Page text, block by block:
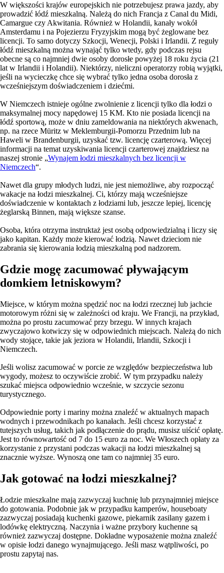
W większości krajów europejskich nie potrzebujesz prawa jazdy, aby
prowadzić łódź mieszkalną. Należą do nich Francja z Canal du Midi,
Camargue czy Akwitania. Również w Holandii, kanały wokół
Amsterdamu i na Pojezierzu Fryzyjskim mogą być żeglowane bez
licencji. To samo dotyczy Szkocji, Wenecji, Polski i Irlandii. Z reguły
łódź mieszkalną można wynająć tylko wtedy, gdy podczas rejsu
obecne są co najmniej dwie osoby dorosłe powyżej 18 roku życia (21
lat w Irlandii i Holandii). Niektórzy, nieliczni operatorzy robią wyjątki,
jeśli na wycieczkę chce się wybrać tylko jedna osoba dorosła z
wcześniejszym doświadczeniem i dziećmi.
W Niemczech istnieje ogólne zwolnienie z licencji tylko dla łodzi o
maksymalnej mocy napędowej 15 KM. Kto nie posiada licencji na
łódź sportową, może w dniu zameldowania na niektórych akwenach,
np. na rzece Müritz w Meklemburgii-Pomorzu Przednim lub na
Haweli w Brandenburgii, uzyskać tzw. licencję czarterową. Więcej
informacji na temat uzyskiwania licencji czarterowej znajdziesz na
naszej stronie „Wynajem łodzi mieszkalnych bez licencji w
Niemczech“.
Nawet dla grupy młodych ludzi, nie jest niemożliwe, aby rozpocząć
wakacje na łodzi mieszkalnej. Ci, którzy mają wcześniejsze
doświadczenie w kontaktach z łodziami lub, jeszcze lepiej, licencję
żeglarską Binnen, mają większe szanse.
Osoba, która otrzyma instruktaż jest osobą odpowiedzialną i liczy się
jako kapitan. Każdy może kierować łodzią. Nawet dzieciom nie
zabrania się kierowania łodzią mieszkalną pod nadzorem.
Gdzie mogę zacumować pływającym
domkiem letniskowym?
Miejsce, w którym można spędzić noc na łodzi rzecznej lub jachcie
motorowym różni się w zależności od kraju. We Francji, na przykład,
można po prostu zacumować przy brzegu. W innych krajach
zwyczajowo kotwiczy się w odpowiednich miejscach. Należą do nich
wody stojące, takie jak jeziora w Holandii, Irlandii, Szkocji i
Niemczech.
Jeśli wolisz zacumować w porcie ze względów bezpieczeństwa lub
wygody, możesz to oczywiście zrobić. W tym przypadku należy
szukać miejsca odpowiednio wcześnie, w szczycie sezonu
turystycznego.
Odpowiednie porty i mariny można znaleźć w aktualnych mapach
wodnych i przewodnikach po kanałach. Jeśli chcesz korzystać z
tutejszych usług, takich jak podłączenie do prądu, musisz uiścić opłatę.
Jest to równowartość od 7 do 15 euro za noc. We Włoszech opłaty za
korzystanie z przystani podczas wakacji na łodzi mieszkalnej są
znacznie wyższe. Wynoszą one tam co najmniej 35 euro.
Jak gotować na łodzi mieszkalnej?
Łodzie mieszkalne mają zazwyczaj kuchnię lub przynajmniej miejsce
do gotowania. Podobnie jak w przypadku kamperów, houseboaty
zazwyczaj posiadają kuchenki gazowe, piekarnik zasilany gazem i
lodówkę elektryczną. Naczynia i ważne przybory kuchenne są
również zazwyczaj dostępne. Dokładne wyposażenie można znaleźć
w opisie łodzi danego wynajmującego. Jeśli masz wątpliwości, po
prostu zapytaj nas.